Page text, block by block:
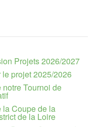
Projets 2026/2027
projet 2025/2026
Tournoi de
la Coupe de la
de la Loire